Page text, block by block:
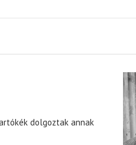
dolgoztak annak